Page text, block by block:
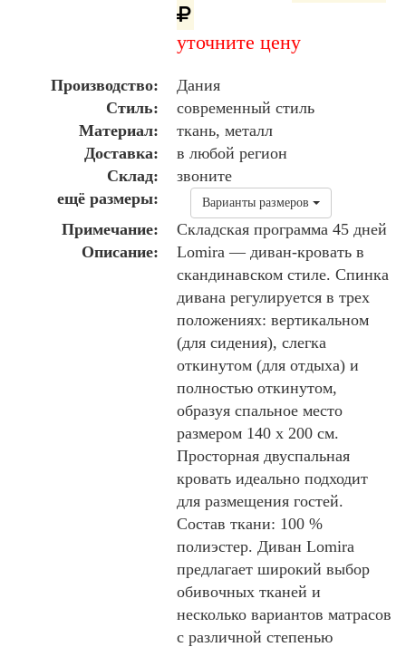
уточните цену
Производство:
Дания
Стиль:
современный стиль
Материал:
ткань, металл
Доставка:
в любой регион
Склад:
звоните
ещё размеры:
Варианты размеров
Примечание:
Складская программа 45 дней
Описание:
Lomira — диван-кровать в
скандинавском стиле. Спинка
дивана регулируется в трех
положениях: вертикальном
(для сидения), слегка
откинутом (для отдыха) и
полностью откинутом,
образуя спальное место
размером 140 x 200 см.
Просторная двуспальная
кровать идеально подходит
для размещения гостей.
Состав ткани: 100 %
полиэстер. Диван Lomira
предлагает широкий выбор
обивочных тканей и
несколько вариантов матрасов
с различной степенью